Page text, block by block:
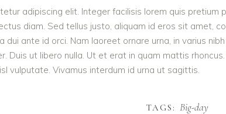
adipiscing elit. Integer facilisis lorem quis pretium
diam. Sed tellus justo, aliquam id eros sit amet,
dui ante id orci. Nam laoreet ornare urna, in varius
Duis ut libero nulla. Ut et erat in quam mattis
vulputate. Vivamus interdum id urna ut sagittis.
TAGS: Big-day